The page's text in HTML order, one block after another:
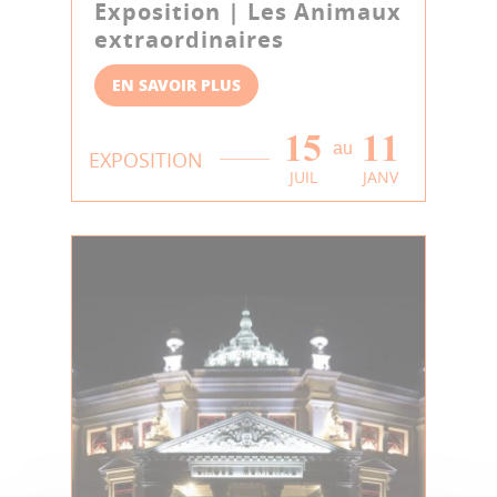
Exposition | Les Animaux
extraordinaires
EN SAVOIR PLUS
EXPOSITION 15
JUIL
au 11
JANV